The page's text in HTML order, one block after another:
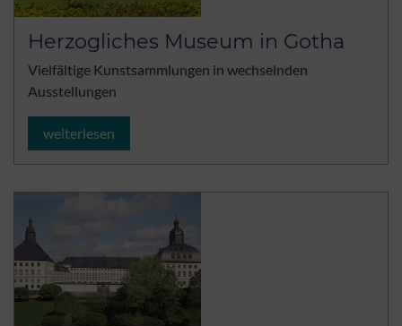
Herzogliches Museum in Gotha
Vielfältige Kunstsammlungen in wechselnden
Ausstellungen
weiterlesen